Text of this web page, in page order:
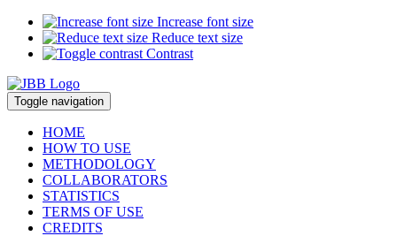
Increase font size
Reduce text size
Contrast
Toggle navigation
HOME
HOW TO USE
METHODOLOGY
COLLABORATORS
STATISTICS
TERMS OF USE
CREDITS